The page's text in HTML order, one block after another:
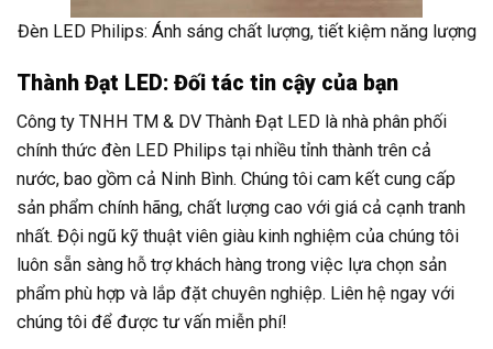
Đèn LED Philips: Ánh sáng chất lượng, tiết kiệm năng lượng
Thành Đạt LED: Đối tác tin cậy của bạn
Công ty TNHH TM & DV Thành Đạt LED là nhà phân phối
chính thức đèn LED Philips tại nhiều tỉnh thành trên cả
nước, bao gồm cả Ninh Bình. Chúng tôi cam kết cung cấp
sản phẩm chính hãng, chất lượng cao với giá cả cạnh tranh
nhất. Đội ngũ kỹ thuật viên giàu kinh nghiệm của chúng tôi
luôn sẵn sàng hỗ trợ khách hàng trong việc lựa chọn sản
phẩm phù hợp và lắp đặt chuyên nghiệp. Liên hệ ngay với
chúng tôi để được tư vấn miễn phí!